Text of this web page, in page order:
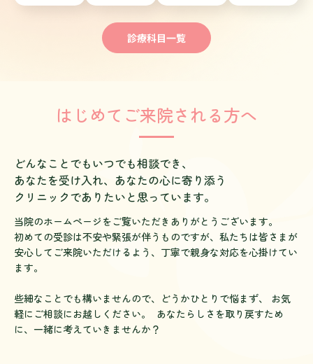
診療科目一覧
はじめてご来院される方へ
どんなことでもいつでも相談でき、
あなたを受け入れ、あなたの心に寄り添う
クリニックでありたいと思っています。
当院のホームページをご覧いただきありがとうございます。
初めての受診は不安や緊張が伴うものですが、私たちは皆さまが
安心してご来院いただけるよう、丁寧で親身な対応を心掛けてい
ます。
些細なことでも構いませんので、どうかひとりで悩まず、 お気
軽にご相談にお越しください。 あなたらしさを取り戻すため
に、一緒に考えていきませんか？